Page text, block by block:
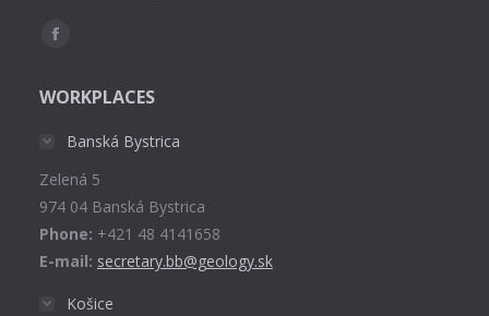
Find us on:
Facebook
opens
window
WORKPLACES
Banská Bystrica
Zelená 5
974 04 Banská Bystrica
Phone: +421 48 4141658
E-mail: secretary.bb@geology.sk
Košice